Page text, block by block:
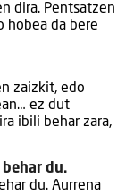
dira. Pentsatzen
hobea da bere
zaizkit, edo
ez dut
ibili behar zara,
du.
du. Aurrena